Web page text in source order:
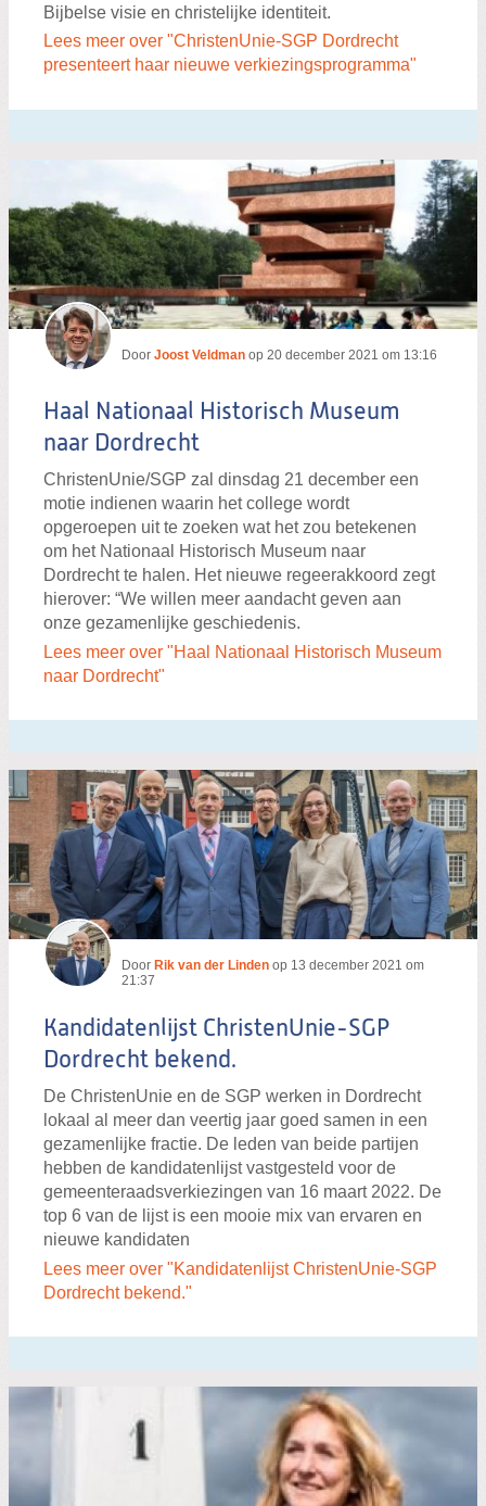
Bijbelse visie en christelijke identiteit.
Lees meer over "ChristenUnie-SGP Dordrecht
presenteert haar nieuwe verkiezingsprogramma"
Door Joost Veldman op 20 december 2021 om 13:16
Haal Nationaal Historisch Museum
naar Dordrecht
ChristenUnie/SGP zal dinsdag 21 december een
motie indienen waarin het college wordt
opgeroepen uit te zoeken wat het zou betekenen
om het Nationaal Historisch Museum naar
Dordrecht te halen. Het nieuwe regeerakkoord zegt
hierover: “We willen meer aandacht geven aan
onze gezamenlijke geschiedenis.
Lees meer over "Haal Nationaal Historisch Museum
naar Dordrecht"
Door Rik van der Linden op 13 december 2021 om
21:37
Kandidatenlijst ChristenUnie-SGP
Dordrecht bekend.
De ChristenUnie en de SGP werken in Dordrecht
lokaal al meer dan veertig jaar goed samen in een
gezamenlijke fractie. De leden van beide partijen
hebben de kandidatenlijst vastgesteld voor de
gemeenteraadsverkiezingen van 16 maart 2022. De
top 6 van de lijst is een mooie mix van ervaren en
nieuwe kandidaten
Lees meer over "Kandidatenlijst ChristenUnie-SGP
Dordrecht bekend."